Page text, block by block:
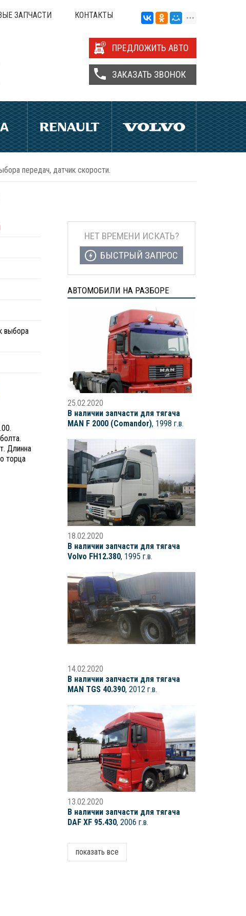
ЗАПЧАСТИ КОНТАКТЫ
ПРЕДЛОЖИТЬ АВТО
ЗАКАЗАТЬ ЗВОНОК
передач, датчик скорости.
выбора
Длинна
торца
НЕТ ВРЕМЕНИ ИСКАТЬ?
БЫСТРЫЙ ЗАПРОС
АВТОМОБИЛИ НА РАЗБОРЕ
25.02.2020
В наличии запчасти для тягача
MAN F 2000 (Comandor), 1998 г.в.
18.02.2020
В наличии запчасти для тягача
Volvo FH12.380, 1995 г.в.
14.02.2020
В наличии запчасти для тягача
MAN TGS 40.390, 2012 г.в.
13.02.2020
В наличии запчасти для тягача
DAF XF 95.430, 2006 г.в.
показать все